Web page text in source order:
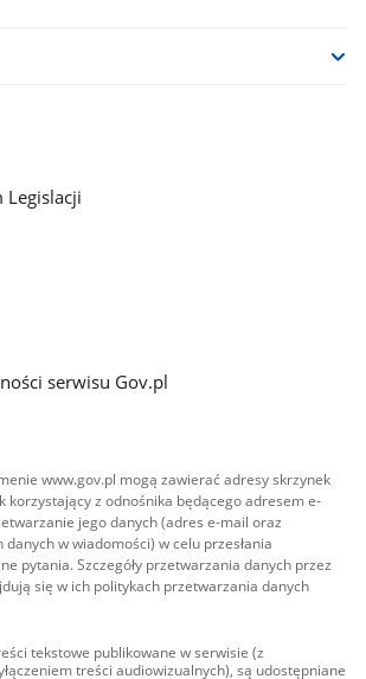
Legislacji
serwisu Gov.pl
www.gov.pl mogą zawierać adresy skrzynek
korzystający z odnośnika będącego adresem e-
jego danych (adres e-mail oraz
w wiadomości) w celu przesłania
pytania. Szczegóły przetwarzania danych przez
się w ich politykach przetwarzania danych
tekstowe publikowane w serwisie (z
treści audiowizualnych), są udostępniane